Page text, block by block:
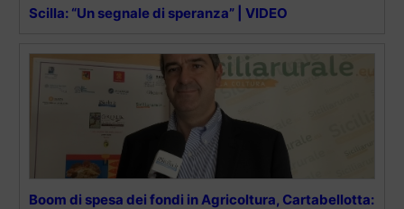
Scilla: “Un segnale di speranza” | VIDEO
Boom di spesa dei fondi in Agricoltura, Cartabellotta: